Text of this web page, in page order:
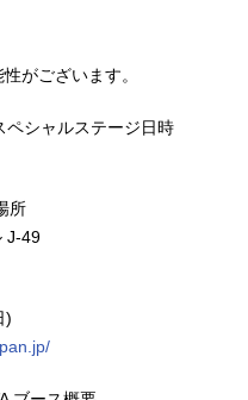
がございます。
ペシャルステージ日時
所
J-49
)